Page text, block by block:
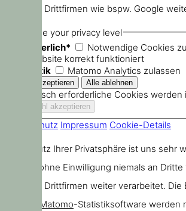
oder von Drittfirmen wie bspw. Google
Choose your privacy level
Erforderlich*
Notwendige Cookies
die Website korrekt funktioniert
Statistik
Matomo Analytics zulassen
Technisch erforderliche Cookies werden
Datenschutz Impressum Cookie-Details
Der Schutz Ihrer Privatsphäre ist uns sehr
werden ohne Einwilligung niemals an
oder von Drittfirmen weiter verarbeitet. Die
Matomo-Statistiksoftware werden